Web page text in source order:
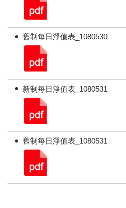
舊制每日淨值表_1080530
新制每日淨值表_1080531
舊制每日淨值表_1080531